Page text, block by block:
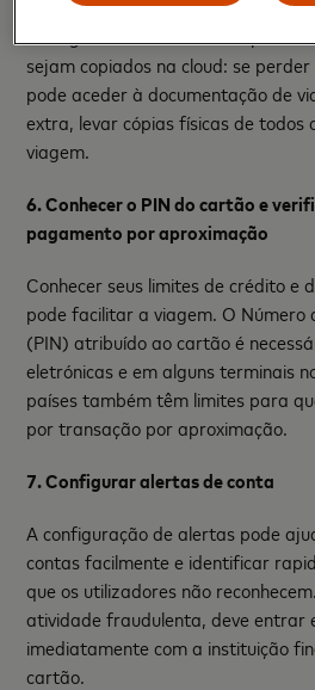
sejam copiados na cloud: se
pode aceder à documentação de
extra, levar cópias físicas de todos
viagem.
6. Conhecer o PIN do cartão e
pagamento por aproximação
Conhecer seus limites de crédito e
pode facilitar a viagem. O Número
(PIN) atribuído ao cartão é
eletrónicas e em alguns terminais
países também têm limites para
por transação por aproximação.
7. Configurar alertas de conta
A configuração de alertas pode
contas facilmente e identificar
que os utilizadores não
atividade fraudulenta, deve entrar
imediatamente com a instituição
cartão.